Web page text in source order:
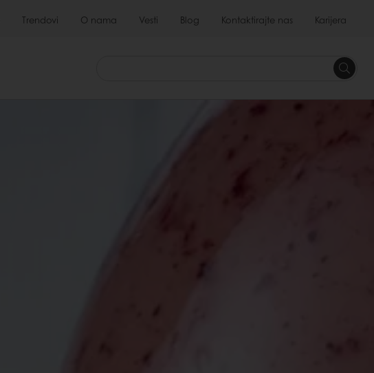
Trendovi O nama Vesti Blog Kontaktirajte nas Karijera